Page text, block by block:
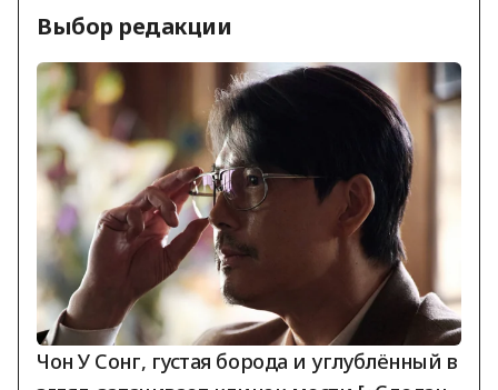
олном объёме».
Выбор редакции
Чон У Сонг, густая борода и углублённый в